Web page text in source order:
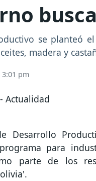
se planteó
madera y
3:01 pm
Desarrollo
para
parte de los